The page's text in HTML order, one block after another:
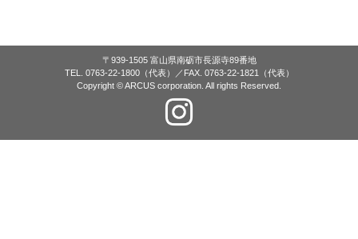
〒939-1505 富山県南砺市長源寺89番地
TEL. 0763-22-1800（代表）／FAX. 0763-22-1821（代表）
Copyright © ARCUS corporation. All rights Reserved.